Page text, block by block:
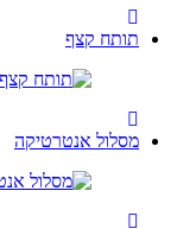
תותח קצף
מסלול אנטרטיקה